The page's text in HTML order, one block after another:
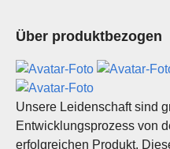
Über produktbezogen
Unsere Leidenschaft sind
Entwicklungsprozess von
erfolgreichen Produkt.